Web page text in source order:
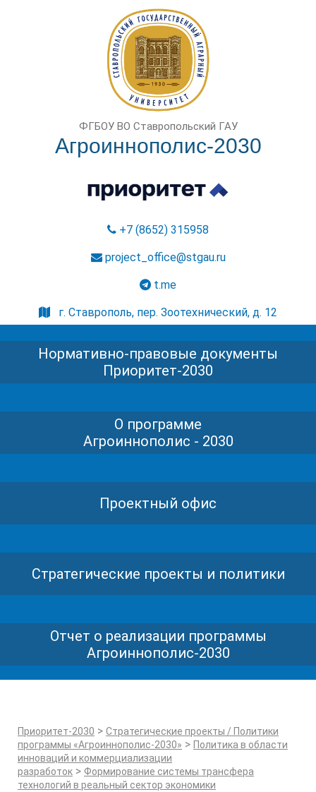
ФГБОУ ВО Ставропольский ГАУ
Агроиннополис-2030
+7 (8652) 315958
project_office@stgau.ru
t.me
г. Ставрополь, пер. Зоотехнический, д. 12
Нормативно-правовые документы
Приоритет-2030
О программе
Агроиннополис - 2030
Проектный офис
Стратегические проекты и политики
Отчет о реализации программы
Агроиннополис-2030
Приоритет-2030 > Стратегические проекты / Политики
программы «Агроиннополис-2030» > Политика в области
инноваций и коммерциализации
разработок > Формирование системы трансфера
технологий в реальный сектор экономики